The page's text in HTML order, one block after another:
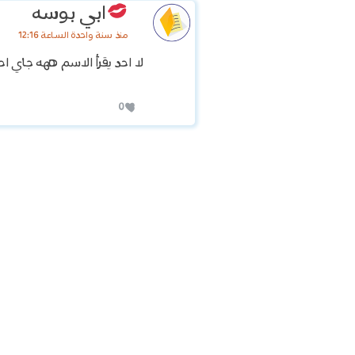
ابي بوسه
منذ سنة واحدة الساعة 12:16
لا احد يقرأ الاسم ههه جاي
0